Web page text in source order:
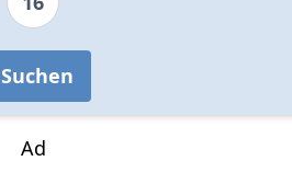
Suchen
Ad